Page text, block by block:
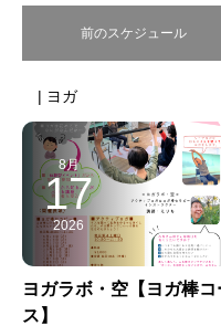
前のスケジュール
| ヨガ
8月
17
2026
ヨガラボ・空【ヨガ棒コ
ス】